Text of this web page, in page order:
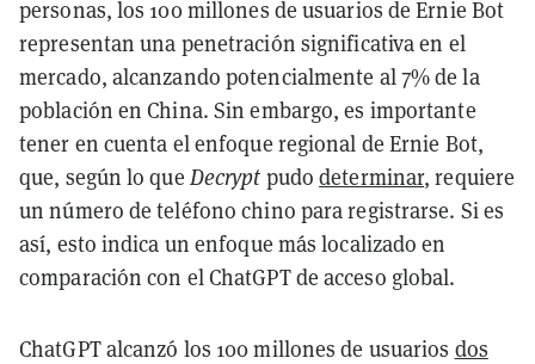
personas, los 100 millones de usuarios de Ernie Bot
representan una penetración significativa en el
mercado, alcanzando potencialmente al 7% de la
población en China. Sin embargo, es importante
tener en cuenta el enfoque regional de Ernie Bot,
que, según lo que Decrypt pudodeterminar, requiere
un número de teléfono chino para registrarse. Si es
así, esto indica un enfoque más localizado en
comparación con el ChatGPT de acceso global.
ChatGPT alcanzó los 100 millones de usuarios dos